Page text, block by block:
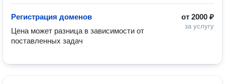
от 2000 ₽
за услугу
Регистрация доменов
Цена может разница в зависимости от
поставленных задач